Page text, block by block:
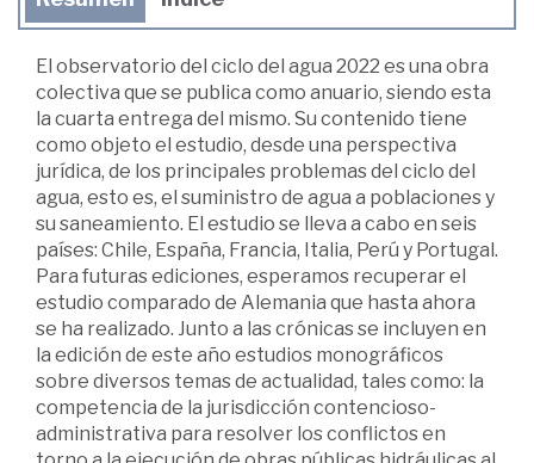
El observatorio del ciclo del agua 2022 es una obra
colectiva que se publica como anuario, siendo esta
la cuarta entrega del mismo. Su contenido tiene
como objeto el estudio, desde una perspectiva
jurídica, de los principales problemas del ciclo del
agua, esto es, el suministro de agua a poblaciones y
su saneamiento. El estudio se lleva a cabo en seis
países: Chile, España, Francia, Italia, Perú y Portugal.
Para futuras ediciones, esperamos recuperar el
estudio comparado de Alemania que hasta ahora
se ha realizado. Junto a las crónicas se incluyen en
la edición de este año estudios monográficos
sobre diversos temas de actualidad, tales como: la
competencia de la jurisdicción contencioso-
administrativa para resolver los conflictos en